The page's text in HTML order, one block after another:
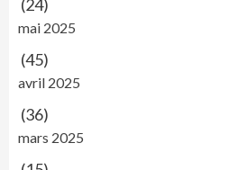
(24)
mai 2025
(45)
avril 2025
(36)
mars 2025